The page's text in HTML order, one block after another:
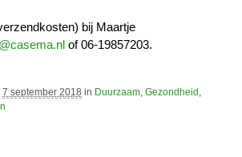
bij Maartje
of 06-19857203.
7 september 2018 in Duurzaam Gezondheid